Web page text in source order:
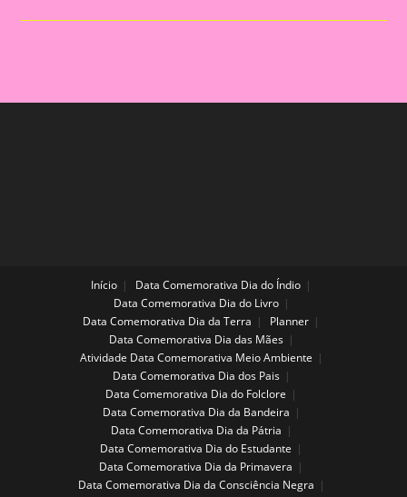
Fácil
Início
Data Comemorativa Dia do Índio
Data Comemorativa Dia do Livro
Data Comemorativa Dia da Terra
Planner
Data Comemorativa Dia das Mães
Atividade Data Comemorativa Meio Ambiente
Data Comemorativa Dia dos Pais
Data Comemorativa Dia do Folclore
Data Comemorativa Dia da Bandeira
Data Comemorativa Dia da Pátria
Data Comemorativa Dia do Estudante
Data Comemorativa Dia da Primavera
Data Comemorativa Dia da Consciência Negra